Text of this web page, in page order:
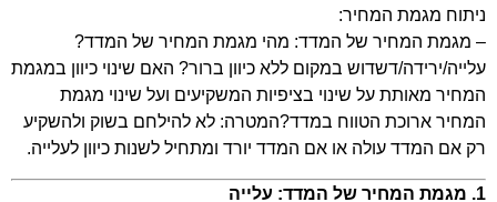
ניתוח מגמת המחיר:
– מגמת המחיר של המדד: מהי מגמת המחיר של המדד?
עלייה/ירידה/דשדוש במקום ללא כיוון ברור? האם שינוי כיוון במגמת
המחיר מאותת על שינוי בציפיות המשקיעים ועל שינוי מגמת
המחיר ארוכת הטווח במדד?המטרה: לא להילחם בשוק ולהשקיע
רק אם המדד עולה או אם המדד יורד ומתחיל לשנות כיוון לעלייה.
1. מגמת המחיר של המדד: עלייה